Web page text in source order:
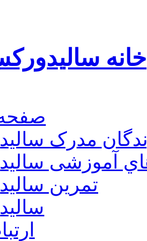
خانه
مدرک
آموزشی
تمرين